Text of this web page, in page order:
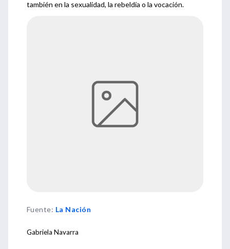
también en la sexualidad, la rebeldía o la vocación.
Fuente: La Nación
Gabriela Navarra